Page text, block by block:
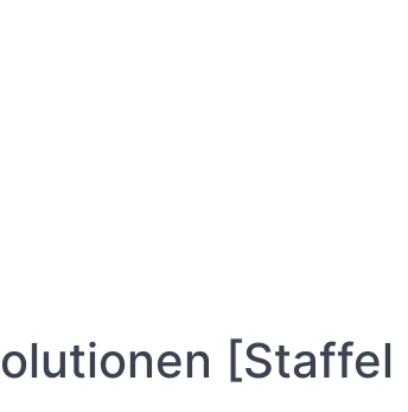
[Staffel